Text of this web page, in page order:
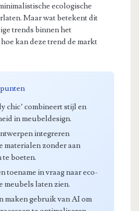
ecologische
Maar wat betekent dit
trends binnen het
kan deze trend de markt
chic’ combineert stijl en
in meubeldesign.
integreren
materialen zonder aan
te boeten.
toename in vraag naar eco-
meubels laten zien.
maken gebruik van AI om